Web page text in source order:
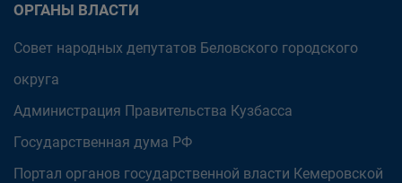
ОРГАНЫ ВЛАСТИ
Совет народных депутатов Беловского городского
округа
Администрация Правительства Кузбасса
Государственная дума РФ
Портал органов государственной власти Кемеровской